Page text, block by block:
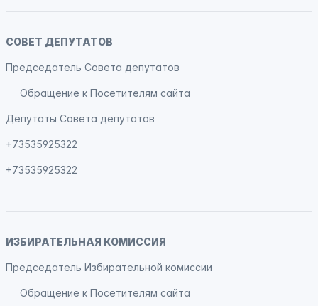
СОВЕТ ДЕПУТАТОВ
Председатель Совета депутатов
Обращение к Посетителям сайта
Депутаты Совета депутатов
+73535925322
+73535925322
ИЗБИРАТЕЛЬНАЯ КОМИССИЯ
Председатель Избирательной комиссии
Обращение к Посетителям сайта